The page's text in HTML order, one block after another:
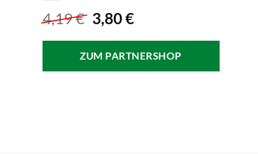
4,19€ Ursprünglicher
war:
4,19 €
3,80€Aktueller
ist:
3,80 €.
ZUM PARTNERSHOP